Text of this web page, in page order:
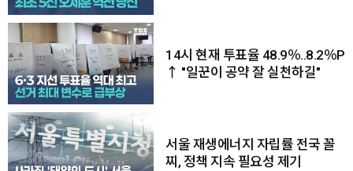
14시 현재 투표율 48.9％..8.2％P
↑ "일꾼이 공약 잘 실천하길"
서울 재생에너지 자립률 전국 꼴
찌, 정책 지속 필요성 제기